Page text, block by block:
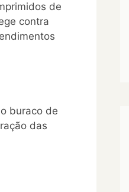
de
contra
buraco de
das